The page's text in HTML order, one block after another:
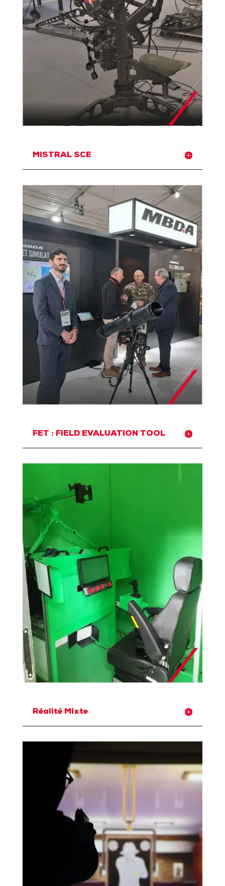
MISTRAL SCE
FET : FIELD EVALUATION TOOL
Réalité Mixte